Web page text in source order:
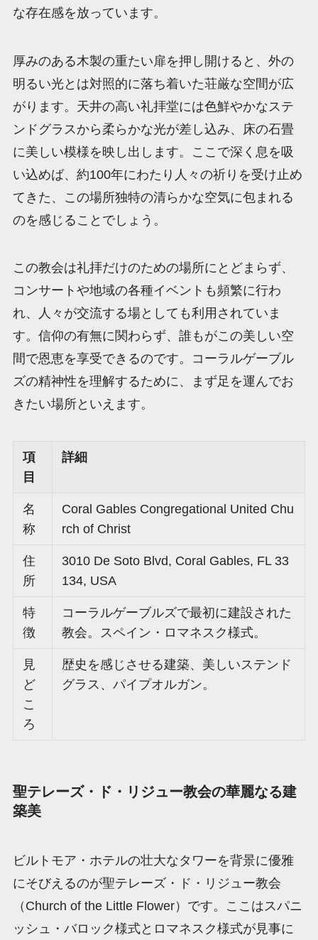
な存在感を放っています。
厚みのある木製の重たい扉を押し開けると、外の
明るい光とは対照的に落ち着いた荘厳な空間が広
がります。天井の高い礼拝堂には色鮮やかなステ
ンドグラスから柔らかな光が差し込み、床の石畳
に美しい模様を映し出します。ここで深く息を吸
い込めば、約100年にわたり人々の祈りを受け止め
てきた、この場所独特の清らかな空気に包まれる
のを感じることでしょう。
この教会は礼拝だけのための場所にとどまらず、
コンサートや地域の各種イベントも頻繁に行わ
れ、人々が交流する場としても利用されていま
す。信仰の有無に関わらず、誰もがこの美しい空
間で恩恵を享受できるのです。コーラルゲーブル
ズの精神性を理解するために、まず足を運んでお
きたい場所といえます。
項
目
詳細
名
称
Coral Gables Congregational United Chu
rch of Christ
住
所
3010 De Soto Blvd, Coral Gables, FL 33
134, USA
特
徴
コーラルゲーブルズで最初に建設された
教会。スペイン・ロマネスク様式。
見
ど
こ
ろ
歴史を感じさせる建築、美しいステンド
グラス、パイプオルガン。
聖テレーズ・ド・リジュー教会の華麗なる建
築美
ビルトモア・ホテルの壮大なタワーを背景に優雅
にそびえるのが聖テレーズ・ド・リジュー教会
（Church of the Little Flower）です。ここはスパニ
ッシュ・バロック様式とロマネスク様式が見事に